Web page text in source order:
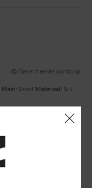
Geverifieerde aankoop
Maat: Groot Materiaal: 5/5